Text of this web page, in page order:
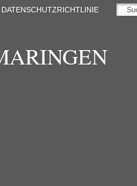
DATENSCHUTZRICHTLINIE